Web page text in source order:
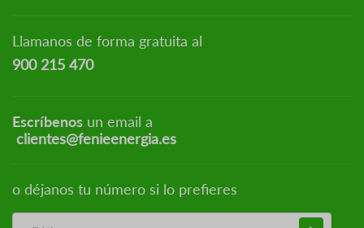
Llamanos de forma gratuita al
900 215 470
Escríbenos un email a
clientes@fenieenergia.es
o déjanos tu número si lo prefieres